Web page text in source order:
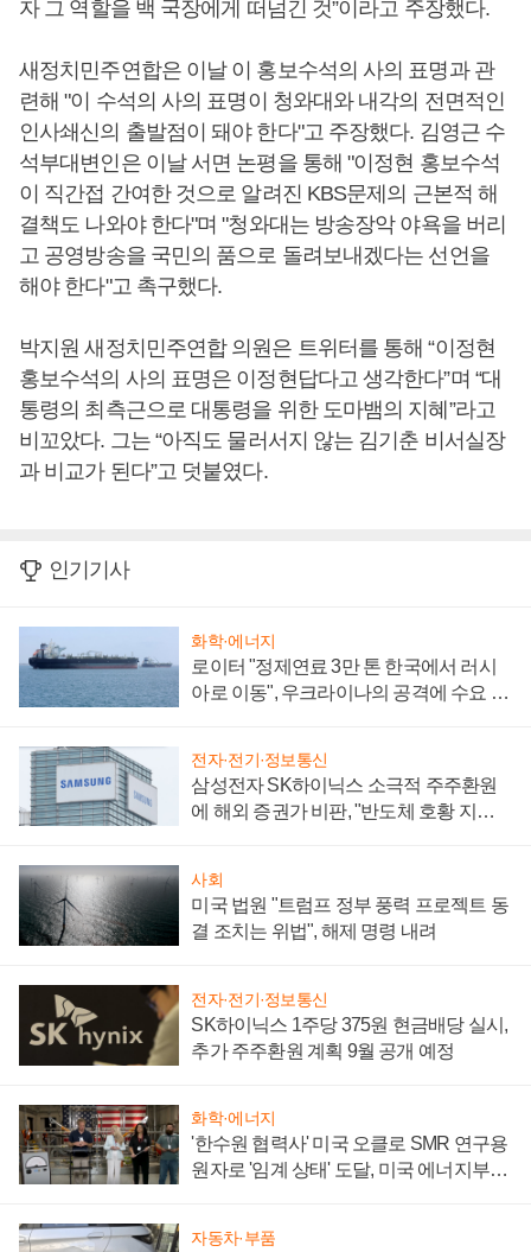
자 그 역할을 백 국장에게 떠넘긴 것”이라고 주장했다.
새정치민주연합은 이날 이 홍보수석의 사의 표명과 관
련해 "이 수석의 사의 표명이 청와대와 내각의 전면적인
인사쇄신의 출발점이 돼야 한다"고 주장했다. 김영근 수
석부대변인은 이날 서면 논평을 통해 "이정현 홍보수석
이 직간접 간여한 것으로 알려진 KBS문제의 근본적 해
결책도 나와야 한다"며 "청와대는 방송장악 야욕을 버리
고 공영방송을 국민의 품으로 돌려보내겠다는 선언을
해야 한다"고 촉구했다.
박지원 새정치민주연합 의원은 트위터를 통해 “이정현
홍보수석의 사의 표명은 이정현답다고 생각한다”며 “대
통령의 최측근으로 대통령을 위한 도마뱀의 지혜”라고
비꼬았다. 그는 “아직도 물러서지 않는 김기춘 비서실장
과 비교가 된다”고 덧붙였다.
인기기사
화학·에너지
로이터 "정제연료 3만 톤 한국에서 러시
아로 이동", 우크라이나의 공격에 수요 늘
전자·전기·정보통신
삼성전자 SK하이닉스 소극적 주주환원
에 해외 증권가 비판, "반도체 호황 지속
사회
미국 법원 "트럼프 정부 풍력 프로젝트 동
결 조치는 위법", 해제 명령 내려
전자·전기·정보통신
SK하이닉스 1주당 375원 현금배당 실시,
추가 주주환원 계획 9월 공개 예정
화학·에너지
'한수원 협력사' 미국 오클로 SMR 연구용
원자로 '임계 상태' 도달, 미국 에너지부
자동차·부품